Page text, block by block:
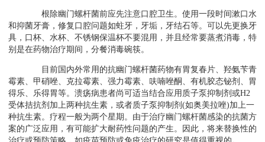
根除幽门螺杆菌前应先注意口腔卫生。使用一段时间漱口水
和抑菌牙膏，修复口腔问题如蛀牙，牙垢，牙结石等。可以先更换牙
具，口杯、水杯、不锈钢保温杯不要混用，并且经常要蒸煮消毒，特
别是在药物治疗期间，分餐消毒碗筷。
目前国内外常用的抗幽门螺杆菌药物有胃复春片、羟氨苄青
霉素、甲硝唑、克拉霉素、强力霉素、呋喃唑酮、有机胶态铋剂、胃
得乐、乐得胃等。溃疡病患者尚可适当结合应用质子泵抑制剂或H2
受体拮抗剂加上两种抗生素，或者质子泵抑制剂(如奥美拉唑)加上一
种抗生素。疗程一般为两个星期。由于治疗幽门螺杆菌感染的抗菌方
案的广泛应用，有可能扩大耐药性问题的产生。因此，将来替换性的